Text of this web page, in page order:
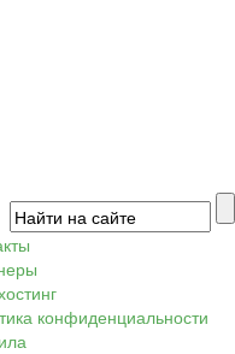
конфиденциальности